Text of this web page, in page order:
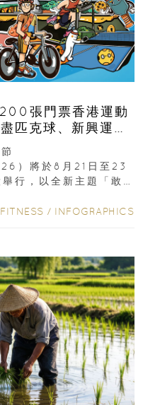
張門票香港運動
匹克球、新興運
展覽
）將於8月21日至23
行，以全新主題「敢
FITNESS / INFOGRAPHICS